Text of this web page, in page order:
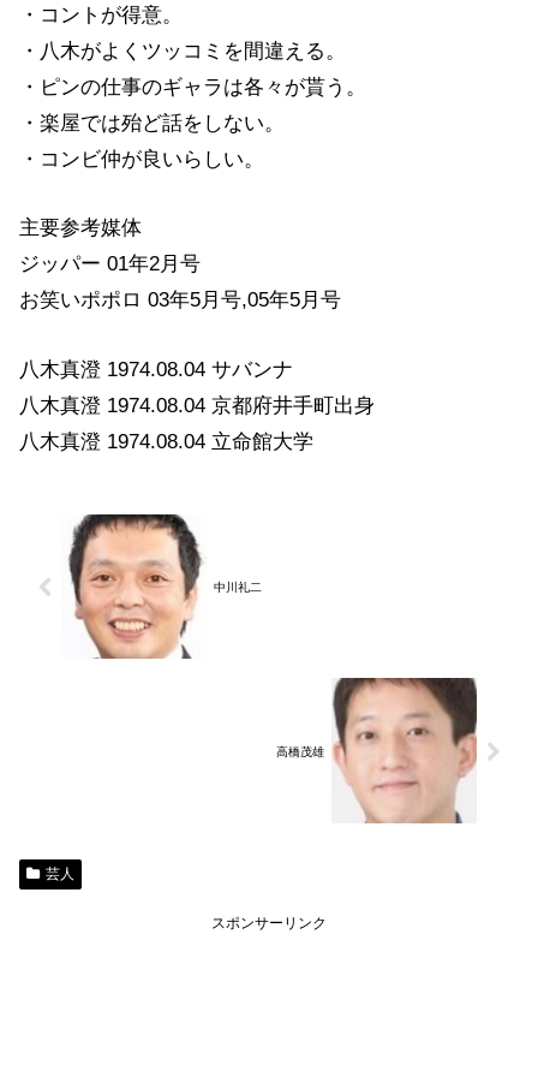
・コントが得意。
・八木がよくツッコミを間違える。
・ピンの仕事のギャラは各々が貰う。
・楽屋では殆ど話をしない。
・コンビ仲が良いらしい。
主要参考媒体
ジッパー 01年2月号
お笑いポポロ 03年5月号,05年5月号
八木真澄 1974.08.04 サバンナ
八木真澄 1974.08.04 京都府井手町出身
八木真澄 1974.08.04 立命館大学
中川礼二
高橋茂雄
芸人
スポンサーリンク